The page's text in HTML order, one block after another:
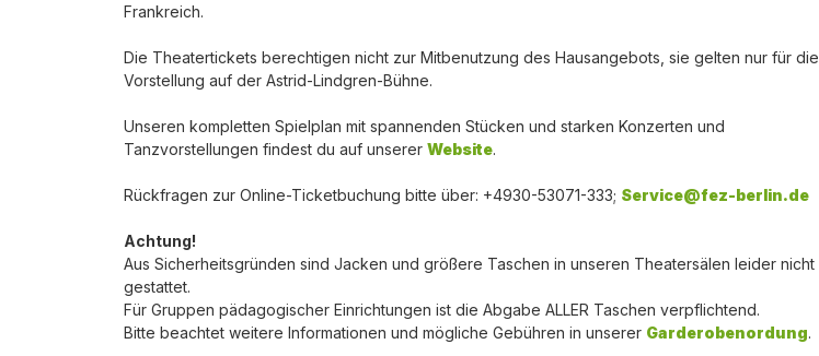
Frankreich.
Die Theatertickets berechtigen nicht zur Mitbenutzung des Hausangebots, sie gelten nur für die
Vorstellung auf der Astrid-Lindgren-Bühne.
Unseren kompletten Spielplan mit spannenden Stücken und starken Konzerten und
Tanzvorstellungen findest du auf unserer Website.
Rückfragen zur Online-Ticketbuchung bitte über: +4930-53071-333; Service@fez-berlin.de
Achtung!
Aus Sicherheitsgründen sind Jacken und größere Taschen in unseren Theatersälen leider nicht
gestattet.
Für Gruppen pädagogischer Einrichtungen ist die Abgabe ALLER Taschen verpflichtend.
Bitte beachtet weitere Informationen und mögliche Gebühren in unserer Garderobenordung.